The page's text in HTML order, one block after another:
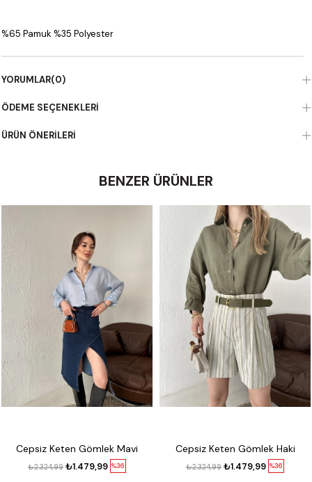
%65 Pamuk %35 Polyester
YORUMLAR(0)
ÖDEME SEÇENEKLERI
ÜRÜN ÖNERILERI
BENZER ÜRÜNLER
Cepsiz Keten Gömlek Mavi
%36
₺1.479,99
₺2.324,99
Cepsiz Keten Gömlek Haki
%36
₺1.479,99
₺2.324,99